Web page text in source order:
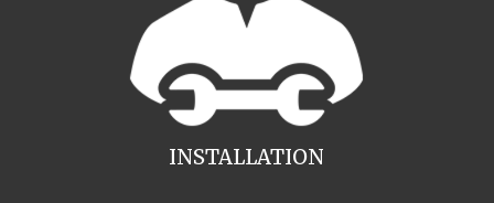
INSTALLATION